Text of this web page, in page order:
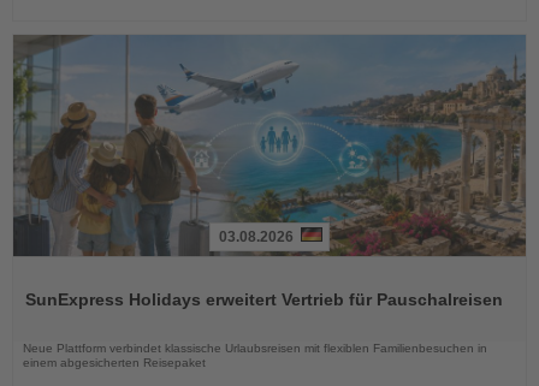
die
03.08.2026
SunExpress Holidays erweitert Vertrieb für Pauschalreisen
Neue Plattform verbindet klassische Urlaubsreisen mit flexiblen Familienbesuchen in
einem abgesicherten Reisepaket